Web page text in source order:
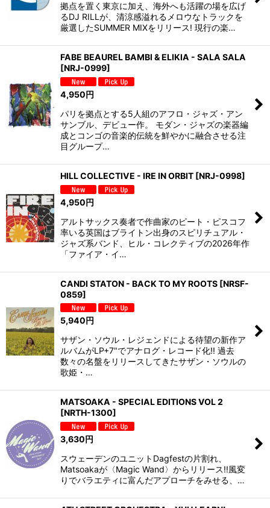
拠点を置く東京に加え、海外へも活躍の場を広げ
るDJ RILLが、清涼感溢れるメロウなトラックを
厳選したSUMMER MIXをリリース! 現行の楽…
FABE BEAUREL BAMBI & ELIKIA - SALA SALA
[NRJ-0999]
4,950円
パリを拠点とする5人組のアフロ・ジャズ・アン
サンブル、デビュー作。 モダン・ジャズの楽器編
成とコンゴの音楽的伝統を鮮やかに融合させる注
目グループ…
HILL COLLECTIVE - IRE IN ORBIT [NRJ-0998]
4,950円
アルトサックス奏者で作曲家のピート・ピスコフ
率いる英国はブライトン出身のスピリチュアル・
ジャズ系バンド、ヒル・コレクティブの2026年作
「ファイア・イ…
CANDI STATON - BACK TO MY ROOTS [NRSF-
0859]
5,940 円
サザン・ソウル・レジェンドによる待望の新作ア
ルバムがLP+7"でアナログ・レコード化!! 過去
数々の名盤をリリースしてきたサザン・ソウルの
歌姫・…
MATSOAKA - SPECIAL EDITIONS VOL 2
[NRTH-1300]
3,630円
スウェーデンのユニットDagfestの片割れ、
Matsoakaが〈Magic Wand〉からリリース!!風変
りでバラエティに富んだアプローチをみせる、…